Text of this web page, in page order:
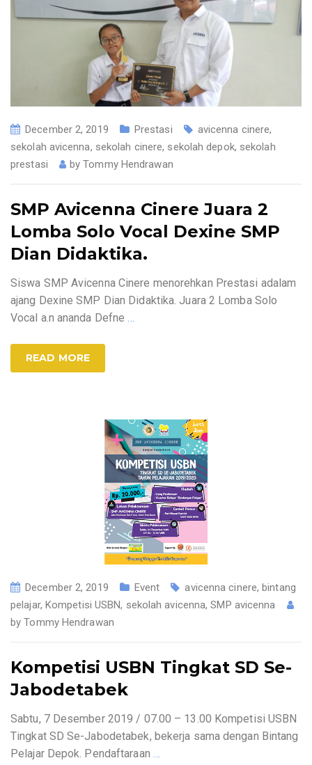
December 2, 2019 Prestasi avicenna cinere,
sekolah avicenna, sekolah cinere, sekolah depok, sekolah
prestasi
byTommy Hendrawan
SMP Avicenna Cinere Juara 2
Lomba Solo Vocal Dexine SMP
Dian Didaktika.
Siswa SMP Avicenna Cinere menorehkan Prestasi adalam
ajang Dexine SMP Dian Didaktika. Juara 2 Lomba Solo
Vocal a.n ananda Defne…
READ MORE
December 2, 2019 Event avicenna cinere,bintang
pelajar, Kompetisi USBN, sekolah avicenna,SMP avicenna
byTommy Hendrawan
Kompetisi USBN Tingkat SD Se-
Jabodetabek
Sabtu, 7 Desember 2019 / 07.00 – 13.00 Kompetisi USBN
Tingkat SD Se-Jabodetabek, bekerja sama dengan Bintang
Pelajar Depok. Pendaftaraan …